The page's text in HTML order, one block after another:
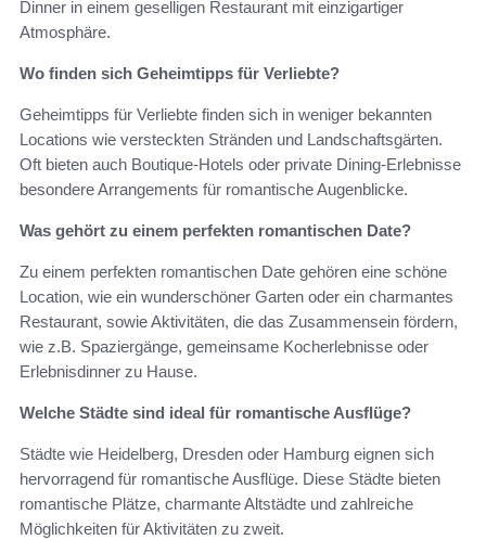
Dinner in einem geselligen Restaurant mit einzigartiger
Atmosphäre.
Wo finden sich Geheimtipps für Verliebte?
Geheimtipps für Verliebte finden sich in weniger bekannten
Locations wie versteckten Stränden und Landschaftsgärten.
Oft bieten auch Boutique-Hotels oder private Dining-Erlebnisse
besondere Arrangements für romantische Augenblicke.
Was gehört zu einem perfekten romantischen Date?
Zu einem perfekten romantischen Date gehören eine schöne
Location, wie ein wunderschöner Garten oder ein charmantes
Restaurant, sowie Aktivitäten, die das Zusammensein fördern,
wie z.B. Spaziergänge, gemeinsame Kocherlebnisse oder
Erlebnisdinner zu Hause.
Welche Städte sind ideal für romantische Ausflüge?
Städte wie Heidelberg, Dresden oder Hamburg eignen sich
hervorragend für romantische Ausflüge. Diese Städte bieten
romantische Plätze, charmante Altstädte und zahlreiche
Möglichkeiten für Aktivitäten zu zweit.